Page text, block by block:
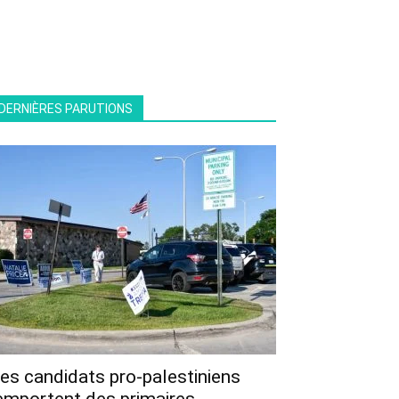
PARUTIONS
candidats pro-palestiniens